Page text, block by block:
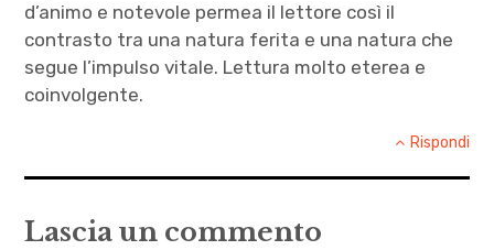
,
Rossella
Caleca
d’animo e notevole permea il lettore così il
contrasto tra una natura ferita e una natura che
segue l’impulso vitale. Lettura molto eterea e
coinvolgente.
Rispondi
Lascia un commento